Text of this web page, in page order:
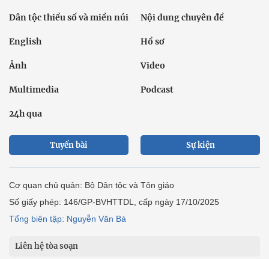
Dân tộc thiểu số và miền núi Nội dung chuyên đề
English Hồ sơ
Ảnh Video
Multimedia Podcast
24h qua
Tuyến bài Sự kiện
Cơ quan chủ quản: Bộ Dân tộc và Tôn giáo
Số giấy phép: 146/GP-BVHTTDL, cấp ngày 17/10/2025
Tổng biên tập: Nguyễn Văn Bá
Liên hệ tòa soạn